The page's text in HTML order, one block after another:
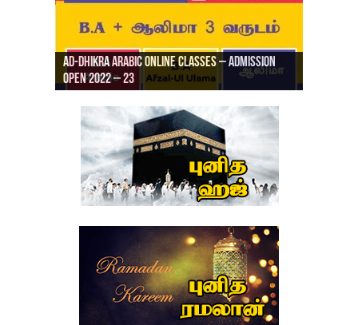
Ad-Dhikra Arabic Online Classes – Admission
Open 2022 – 23
Ad-Dhikra Arabic Online Classes – BA Arabic
AD DHIKRA ARABIC COLLEGE ADMISSION
ரியாத் ஜும்ஆ தமிழாக்கம், Jamia Al Hajiri
Masjid (Kuwait Masjid), Malaz, Riyadh